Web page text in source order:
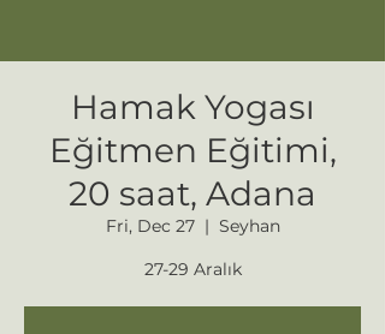
Hamak Yogası
Eğitmen Eğitimi,
20 saat, Adana
Fri, Dec 27
  |
Seyhan
27-29 Aralık